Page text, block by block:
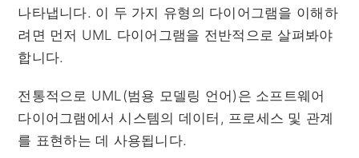
나타냅니다. 이 두 가지 유형의 다이어그램을 이해하
려면 먼저 UML 다이어그램을 전반적으로 살펴봐야
합니다.
전통적으로 UML(범용 모델링 언어)은 소프트웨어
다이어그램에서 시스템의 데이터, 프로세스 및 관계
를 표현하는 데 사용됩니다.